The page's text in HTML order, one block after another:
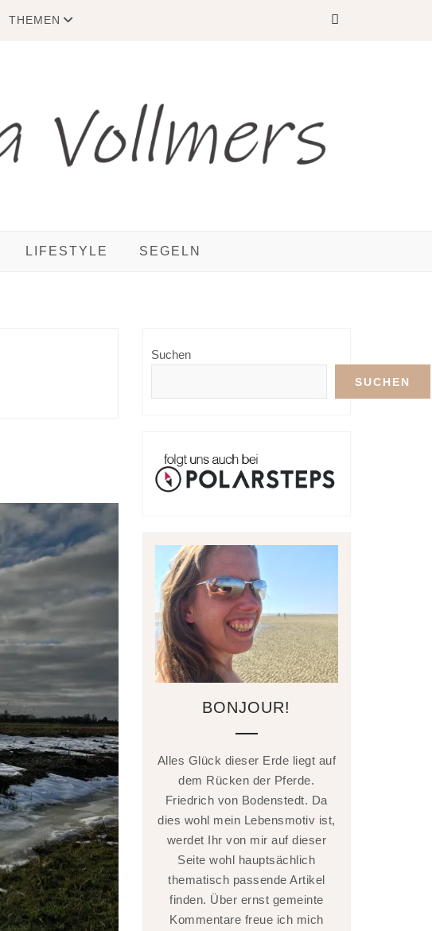
THEMEN
LIFESTYLE SEGELN
Suchen
SUCHEN
BONJOUR!
Alles Glück dieser Erde liegt auf
dem Rücken der Pferde.
Friedrich von Bodenstedt. Da
dies wohl mein Lebensmotiv ist,
werdet Ihr von mir auf dieser
Seite wohl hauptsächlich
thematisch passende Artikel
finden. Über ernst gemeinte
Kommentare freue ich mich